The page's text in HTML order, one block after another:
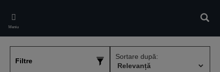
main
content
Meniu
Filtre
Sortare după: